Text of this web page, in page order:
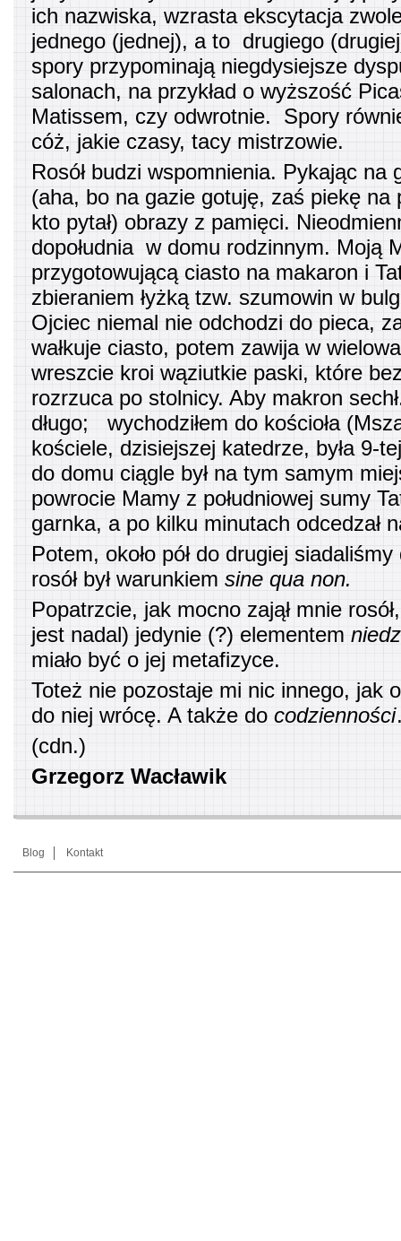
ich nazwiska, wzrasta ekscytacja
jednego (jednej), a to drugiego
spory przypominają niegdysiejsze
salonach, na przykład o wyższość
Matissem, czy odwrotnie. Spory
cóż, jakie czasy, tacy mistrzowie.
Rosół budzi wspomnienia. Pykając na
(aha, bo na gazie gotuję, zaś piekę na
kto pytał) obrazy z pamięci.
dopołudnia w domu rodzinnym. Moją
przygotowującą ciasto na makaron i
zbieraniem łyżką tzw. szumowin w
Ojciec niemal nie odchodzi do pieca,
wałkuje ciasto, potem zawija w
wreszcie kroi wąziutkie paski, które
rozrzuca po stolnicy. Aby makron
długo; wychodziłem do kościoła
kościele, dzisiejszej katedrze, była 9-
do domu ciągle był na tym samym
powrocie Mamy z południowej sumy
garnka, a po kilku minutach odcedzał
Potem, około pół do drugiej
rosół był warunkiem sine qua non.
Popatrzcie, jak mocno zajął mnie
jest nadal) jedynie (?) elementem
miało być o jej metafizyce.
Toteż nie pozostaje mi nic innego, jak
do niej wrócę. A także do codzienności
(cdn.)
Grzegorz Wacławik
Blog Kontakt